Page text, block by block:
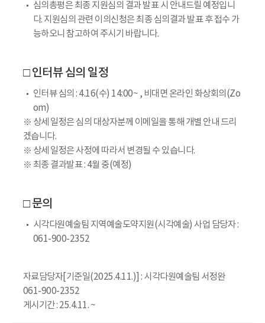
심의총평은 최종 지원심의 결과 발표 시 안내드릴 예정입니
다. 지원심의 관련 이의신청은 최종 심의결과 발표 후 접수 가
능하오니 참고하여 주시기 바랍니다.
□ 인터뷰 심의 일정
인터뷰 심의 : 4.16(수) 14:00~ , 비대면 온라인 화상회의(Zo
om)
※ 상세 일정은 심의 대상자분께 이메일을 통해 개별 안내 드리
겠습니다.
※ 상세 일정은 사정에 따라서 변경될 수 있습니다.
※ 최종 결과발표 : 4월 중(예정)
□ 문의
시각다원예술팀 지역예술도약지원(시각예술) 사업 담당자 :
061-900-2352
자료담당자[기준일(2025.4.11.)] : 시각다원예술팀 서정완
061-900-2352
게시기간 : 25.4.11. ~